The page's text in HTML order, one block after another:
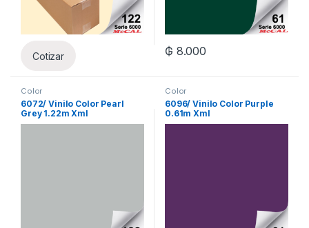
Cotizar ₲ 8.000
Color
6072/ Vinilo Color Pearl
Grey 1.22m Xml
Color
6096/ Vinilo Color Purple
0.61m Xml